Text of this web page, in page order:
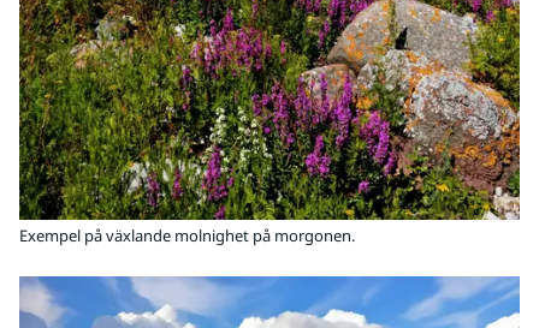
Exempel på växlande molnighet på morgonen.